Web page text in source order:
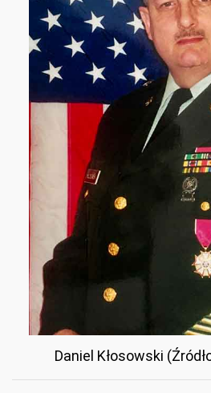
Daniel Kłosowski